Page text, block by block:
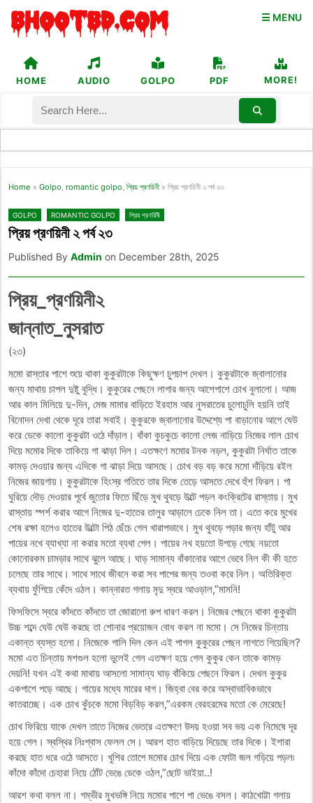
☰ MENU
HOME AUDIO GOLPO PDF MORE!
Home » Golpo, romantic golpo, প্রিয় প্রণয়িনী » প্রিয় প্রণয়িনী ২ পর্ব ২৩
GOLPO ROMANTIC GOLPO প্রিয় প্রণয়িনী
প্রিয় প্রণয়িনী ২ পর্ব ২৩
Published By Admin on December 28th, 2025
প্রিয়_প্রণয়িনী২
জান্নাত_নুসরাত
(২৩)
মমো রাস্তার পাশে শুয়ে থাকা কুকুরটাকে কিছুক্ষণ চুপচাপ দেখল। কুকুরটাকে জ্বালানোর
জন্য মাথায় চাপল দুষ্টু বুদ্ধি। কুকুরের পেছনে লাগার জন্য আশেপাশে চোখ বুলালো। আজ
আর কাল মিলিয়ে দু-দিন, মেজ মামার বাড়িতে ইরহাম আর নুসরাতের চুলোচুলি হয়নি তাই
বিনোদন দেখা থেকে দূরে তারা সবাই। কুকুরকে জ্বালানোর উদ্দেশ্যে পা বাড়ানোর আগে ঘেউ
করে ডেকে কালো কুকুরটা ওঠে দাঁড়াল। বাঁকা কুচকুচে কালো লেজ নাড়িয়ে নিজের লাল চোখ
দিয়ে মমোর দিকে তাকিয়ে গা ঝাড়া দিল। এতক্ষণে মমোর টনক নড়ল, কুকুরটা নির্ঘাত তাকে
কামড় দেওয়ার জন্য এদিকে গা ঝাড়া দিয়ে আসছে। চোখ বড় বড় করে মমো দাঁড়িয়ে রইল
নিজের জায়গায়। কুকুরটাকে হিংস্র গতিতে তার দিকে তেড়ে আসতে দেখে হুঁশ ফিরল। পা
ঘুরিয়ে দৌড় দেওয়ার পূর্বে জুতোর ফিতে ছিঁড়ে মুখ থুবড়ে উল্টে পড়ল কংক্রিটের রাস্তায়। মুখ
রাস্তায় স্পর্শ করার আগে নিজের দু-হাতের তালুর আড়ালে ঢেকে নিল তা। এতে করে মুখের
শেষ রক্ষা হলেও হাতের উল্টো পিঠ ছেঁচে গেল খারাপভাবে। মুখ থুবড়ে পড়ার জন্য হাঁটু আর
পায়ের নখে ব্যাখ্যা না করার মতো ব্যথা পেল। পায়ের নখ হয়তো উপড়ে গেছে নয়তো
কোনোরকম চামড়ার সাথে ঝুলে আছে। ঘাড় সামান্য বাঁকানোর আগে ভেবে নিল কী কী হতে
চলেছে তার সাথে। সাথে সাথে জীবনে করা সব পাপের জন্য তওবা করে নিল। অতিরিক্ত
ব্যথায় ফুঁপিয়ে কেঁদে ওঠল। কান্নারত গলায় মৃদু স্বরে আওড়াল,”মামনি!
ফিসফিসে স্বরে কাঁদতে কাঁদতে তা জোরালো রুপ ধারণ করল। নিজের পেছনে থাকা কুকুরটা
উচ্চ শব্দে ঘেউ ঘেউ করছে তা শোনার প্রয়োজন বোধ করল না মমো। সে নিজের চিন্তায়
একান্ত ব্যস্ত হলো। নিজেকে গালি দিল কেন এই পাগল কুকুরের পেছন লাগতে গিয়েছিল?
মমো এত চিন্তায় মশগুল হলো ভুলেই গেল এতক্ষণ হয়ে গেল কুকুর কেন তাকে কামড়
দেয়নি! যখন এই কথা মাথায় আসলো সামান্য ঘাড় বাঁকিয়ে পেছনে ফিরল। দেখল কুকুর
একপাশে পড়ে আছে। গায়ের মধ্যে মারের দাগ। জিহ্বা বের করে অস্বাভাবিকভাবে
কাতরাচ্ছে। এক চোখ কুঁচকে মমো বিড়বিড় করল,”এরকম বেরহরমের মতো কে মেরেছে!
চোখ ফিরিয়ে যাকে দেখল তাতে নিজের ভেতরে এতক্ষণে উদয় হওয়া সব ভয় এক নিমেষে দূর
হয়ে গেল। স্বস্থির নিঃশ্বাস ফেলল সে। আরশ হাত বাড়িয়ে দিয়েছে তার দিকে। ইশারা
করছে হাত ধরে ওঠে আসতে। খুশির তোপে মমোর চোখ দিয়ে এক ফোটা জল গড়িয়ে পড়ল৷
কাঁদো কাঁদো চেহারা নিয়ে ঠোঁট ভেঙে ডেকে ওঠল,”ছোট ভাইয়া..!
আরশ কথা বলল না। গম্ভীর মুখভঙ্গি নিয়ে মমোর পাশে পা ভেঙে বসল। কাঠখোট্টা গলায়